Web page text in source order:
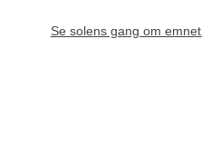
Se solens gang om emnet